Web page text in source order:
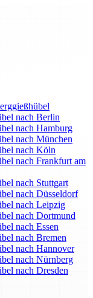
nach Berlin
nach Hamburg
nach München
nach Köln
nach Frankfurt am
nach Stuttgart
nach Düsseldorf
nach Leipzig
nach Dortmund
nach Essen
nach Bremen
nach Hannover
nach Nürnberg
nach Dresden